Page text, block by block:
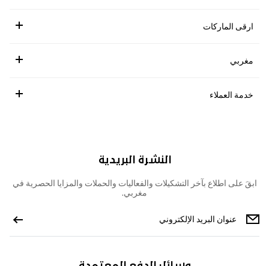
ارقى الماركات
مغربي
خدمة العملاء
النشرة البريدية
ابقَ على اطلاع بآخر التشكيلات والفعاليات والحملات والمزايا الحصرية في
مغربي.